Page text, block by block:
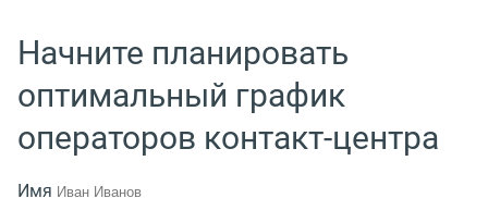
Начните планировать
оптимальный график
операторов контакт-центра
Имя